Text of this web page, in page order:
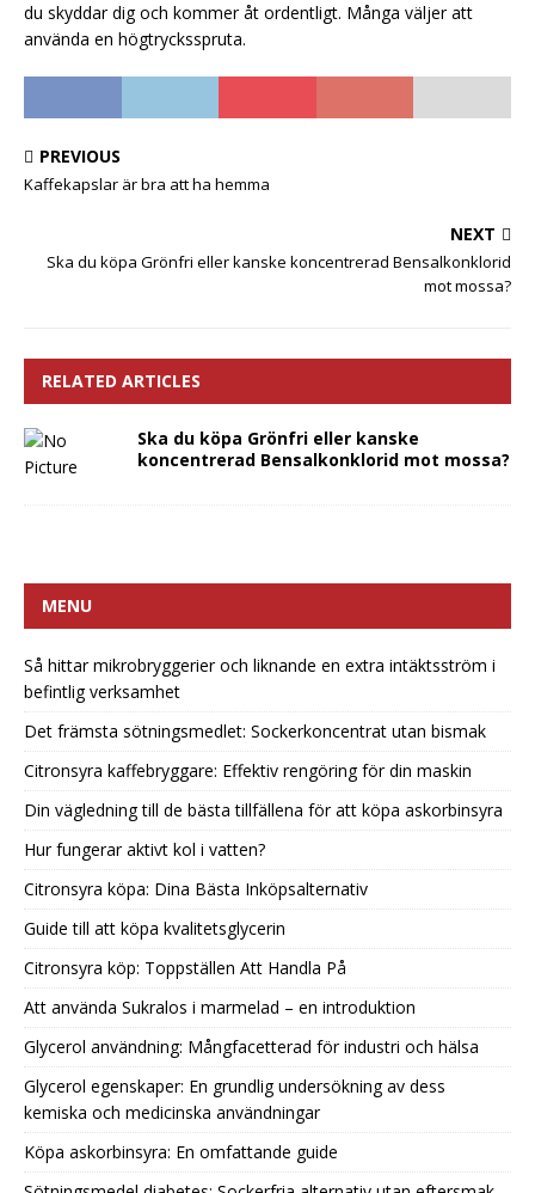
du skyddar dig och kommer åt ordentligt. Många väljer att
använda en högtrycksspruta.
PREVIOUS
Kaffekapslar är bra att ha hemma
NEXT
Ska du köpa Grönfri eller kanske koncentrerad Bensalkonklorid
mot mossa?
RELATED ARTICLES
Ska du köpa Grönfri eller kanske
koncentrerad Bensalkonklorid mot mossa?
MENU
Så hittar mikrobryggerier och liknande en extra intäktsström i
befintlig verksamhet
Det främsta sötningsmedlet: Sockerkoncentrat utan bismak
Citronsyra kaffebryggare: Effektiv rengöring för din maskin
Din vägledning till de bästa tillfällena för att köpa askorbinsyra
Hur fungerar aktivt kol i vatten?
Citronsyra köpa: Dina Bästa Inköpsalternativ
Guide till att köpa kvalitetsglycerin
Citronsyra köp: Toppställen Att Handla På
Att använda Sukralos i marmelad – en introduktion
Glycerol användning: Mångfacetterad för industri och hälsa
Glycerol egenskaper: En grundlig undersökning av dess
kemiska och medicinska användningar
Köpa askorbinsyra: En omfattande guide